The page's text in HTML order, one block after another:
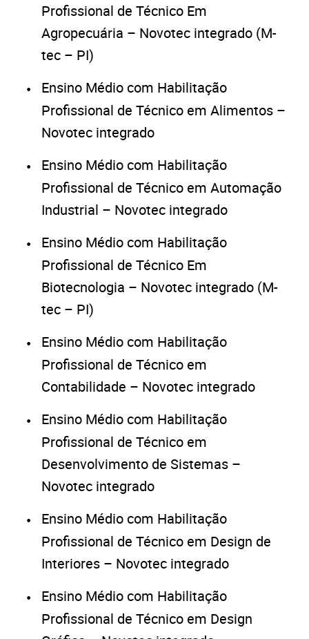
Profissional de Técnico Em
Agropecuária – Novotec integrado (M-
tec – PI)
Ensino Médio com Habilitação
Profissional de Técnico em Alimentos –
Novotec integrado
Ensino Médio com Habilitação
Profissional de Técnico em Automação
Industrial – Novotec integrado
Ensino Médio com Habilitação
Profissional de Técnico Em
Biotecnologia – Novotec integrado (M-
tec – PI)
Ensino Médio com Habilitação
Profissional de Técnico em
Contabilidade – Novotec integrado
Ensino Médio com Habilitação
Profissional de Técnico em
Desenvolvimento de Sistemas –
Novotec integrado
Ensino Médio com Habilitação
Profissional de Técnico em Design de
Interiores – Novotec integrado
Ensino Médio com Habilitação
Profissional de Técnico em Design